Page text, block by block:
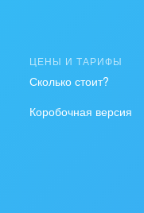
ЦЕНЫ И ТАРИФЫ
Сколько стоит?
Коробочная версия